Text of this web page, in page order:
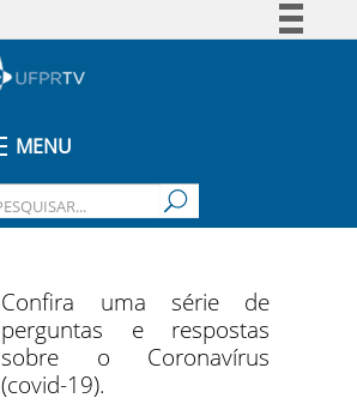
Legislação
MENU
Confira uma série de
perguntas e respostas
sobre o Coronavírus
(covid-19).